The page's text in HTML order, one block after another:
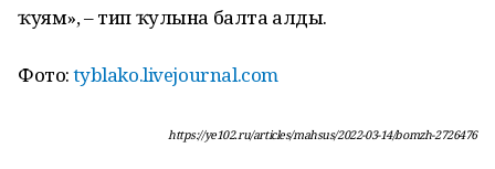
ҡуям», – тип ҡулына балта алды.
Фото:tyblako.livejournal.com
https://ye102.ru/articles/mahsus/2022-03-14/bomzh-2726476